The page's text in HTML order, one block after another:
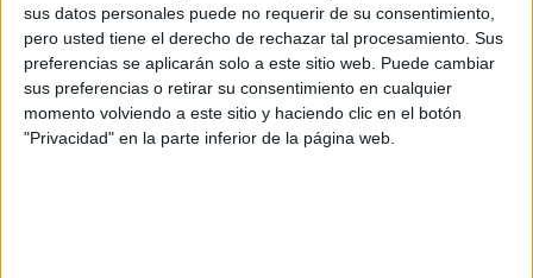
sus datos personales puede no requerir de su consentimiento,
pero usted tiene el derecho de rechazar tal procesamiento. Sus
preferencias se aplicarán solo a este sitio web. Puede cambiar
sus preferencias o retirar su consentimiento en cualquier
momento volviendo a este sitio y haciendo clic en el botón
"Privacidad" en la parte inferior de la página web.